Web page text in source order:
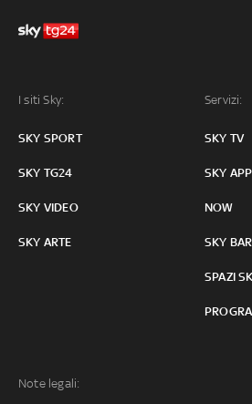
I siti Sky:
SKY SPORT
SKY TG24
SKY VIDEO
SKY ARTE
Servizi:
SKY TV
SKY
NOW
SKY BAR
SPAZI
Note legali: